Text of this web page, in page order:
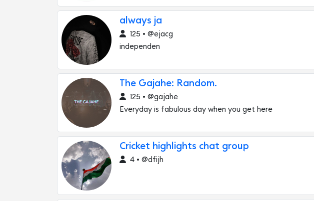
always ja
125 • @ejacg
independen
The Gajahe: Random.
125 • @gajahe
Everyday is fabulous day when you get here
Cricket highlights chat group
4 • @dfijh